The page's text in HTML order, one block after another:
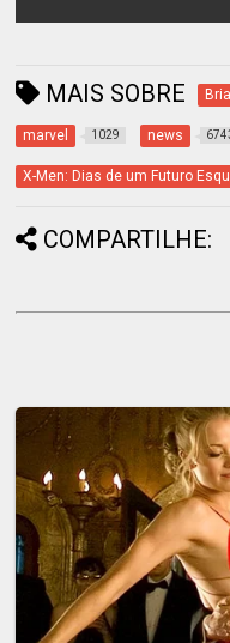
MAIS SOBRE
marvel 1029 news
X-Men: Dias de um Futuro
COMPARTILHE: